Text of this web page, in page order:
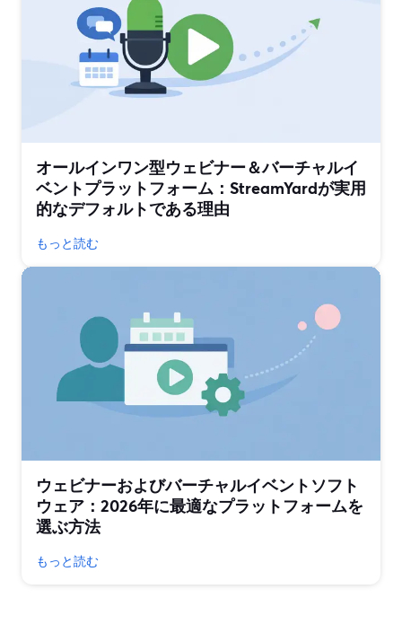
オールインワン型ウェビナー＆バーチャルイ
ベントプラットフォーム：StreamYardが実用
的なデフォルトである理由
もっと読む
ウェビナーおよびバーチャルイベントソフト
ウェア：2026年に最適なプラットフォームを
選ぶ方法
もっと読む